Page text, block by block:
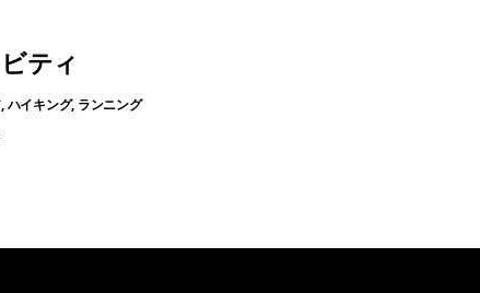
ティ
ハイキング, ランニング